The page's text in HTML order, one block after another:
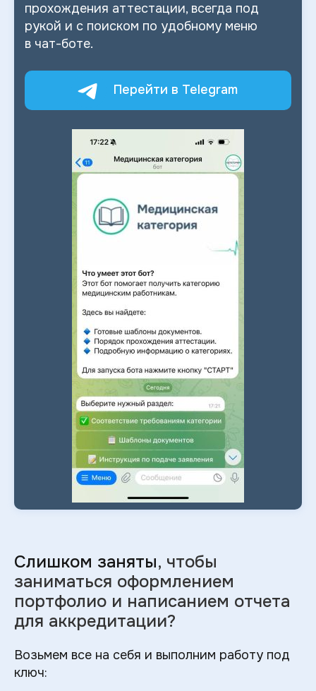
прохождения аттестации, всегда под
рукой и с поиском по удобному меню
в чат-боте.
Перейти в Telegram
Слишком заняты, чтобы
заниматься оформлением
портфолио и написанием отчета
для аккредитации?
Возьмем все на себя и выполним работу под
ключ: